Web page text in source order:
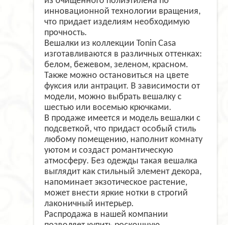
инновационной технологии вращения,
что придает изделиям необходимую
прочность.
Вешалки из коллекции Tonin Casa
изготавливаются в различных оттенках:
белом, бежевом, зеленом, красном.
Также можно остановиться на цвете
фуксия или антрацит. В зависимости от
модели, можно выбрать вешалку с
шестью или восемью крючками.
В продаже имеется и модель вешалки с
подсветкой, что придаст особый стиль
любому помещению, наполнит комнату
уютом и создаст романтическую
атмосферу. Без одежды такая вешалка
выглядит как стильный элемент декора,
напоминает экзотическое растение,
может внести яркие нотки в строгий
лаконичный интерьер.
Распродажа в нашей компании